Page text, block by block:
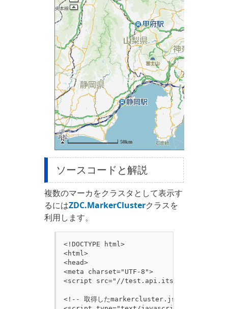
ソースコードと解説
複数のマーカをクラスタとして表示す
るにはZDC.MarkerClusterクラスを
利用します。
<!DOCTYPE html>
<html>
<head>
<meta charset="UTF-8">
<script src="//test.api.its-mo.com/v3/
<!-- 取得したmarkercluster.jsを別途インクル